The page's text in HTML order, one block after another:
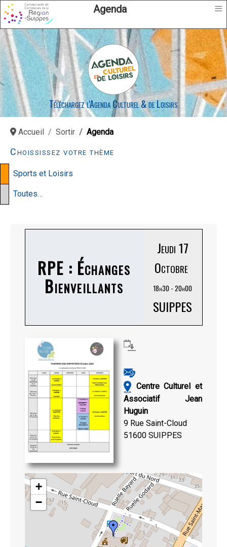
Agenda ≡
Téléchargez l'Agenda Culturel & de Loisirs
Accueil Sortir Agenda
Choississez votre thème
Sports et Loisirs
Toutes…
RPE : Échanges
Bienveillants
Jeudi 17
Octobre
18h30 - 20h00
SUIPPES
Centre Culturel et
Associatif Jean
Huguin
9 Rue Saint-Cloud
51600 SUIPPES
+
−